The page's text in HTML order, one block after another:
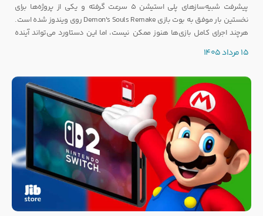
پیشرفت شبیه‌سازهای پلی استیشن ۵ سرعت گرفته و یکی از پروژه‌ها برای
نخستین بار موفق به بوت بازی Demon's Souls Remake روی ویندوز شده است.
هرچند اجرای کامل بازی‌ها هنوز ممکن نیست، اما این دستاورد می‌تواند آینده
15 مرداد 1405